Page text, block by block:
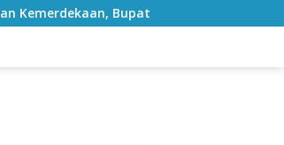
Selatan Ajak ASN Perkuat Semangat